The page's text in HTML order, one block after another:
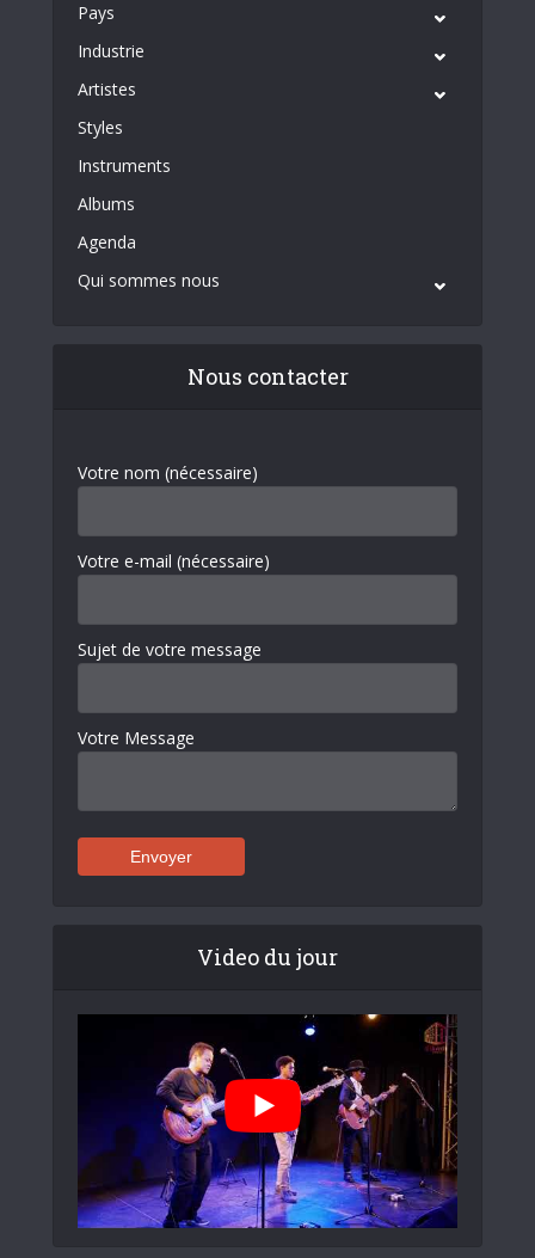
Pays
Industrie
Artistes
Styles
Instruments
Albums
Agenda
Qui sommes nous
Nous contacter
Votre nom (nécessaire)
Votre e-mail (nécessaire)
Sujet de votre message
Votre Message
Video du jour